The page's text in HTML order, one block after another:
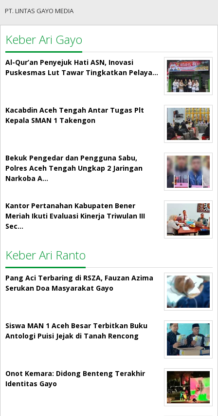
PT. LINTAS GAYO MEDIA
Keber Ari Gayo
Al-Qur’an Penyejuk Hati ASN, Inovasi
Puskesmas Lut Tawar Tingkatkan Pelaya…
Kacabdin Aceh Tengah Antar Tugas Plt
Kepala SMAN 1 Takengon
Bekuk Pengedar dan Pengguna Sabu,
Polres Aceh Tengah Ungkap 2 Jaringan
Narkoba A…
Kantor Pertanahan Kabupaten Bener
Meriah Ikuti Evaluasi Kinerja Triwulan III
Sec…
Keber Ari Ranto
Pang Aci Terbaring di RSZA, Fauzan Azima
Serukan Doa Masyarakat Gayo
Siswa MAN 1 Aceh Besar Terbitkan Buku
Antologi Puisi Jejak di Tanah Rencong
Onot Kemara: Didong Benteng Terakhir
Identitas Gayo